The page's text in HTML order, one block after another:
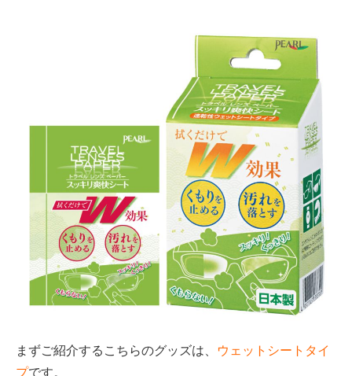
まずご紹介するこちらのグッズは、
ウェットシートタイ
プです。